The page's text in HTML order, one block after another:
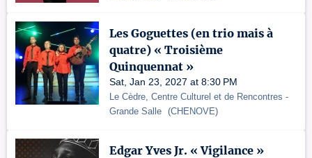
Les Goguettes (en trio mais à
quatre) « Troisième
Quinquennat »
Sat, Jan 23, 2027 at 8:30 PM
Le Cèdre, Centre Culturel et de Rencontres -
Grande Salle (CHENOVE)
Edgar Yves Jr. « Vigilance »